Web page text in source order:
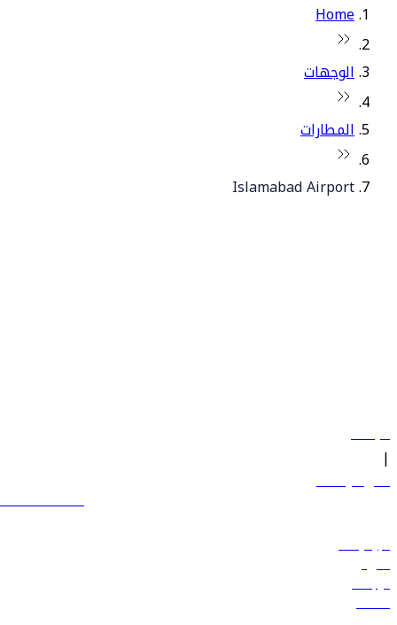
Home
الوجهات
المطارات
Islamabad Airport
سياساتنا
|
الشروط والأحكام
600 544 445
حجز الرحلات
العروض
الوجهات
الأمتعة